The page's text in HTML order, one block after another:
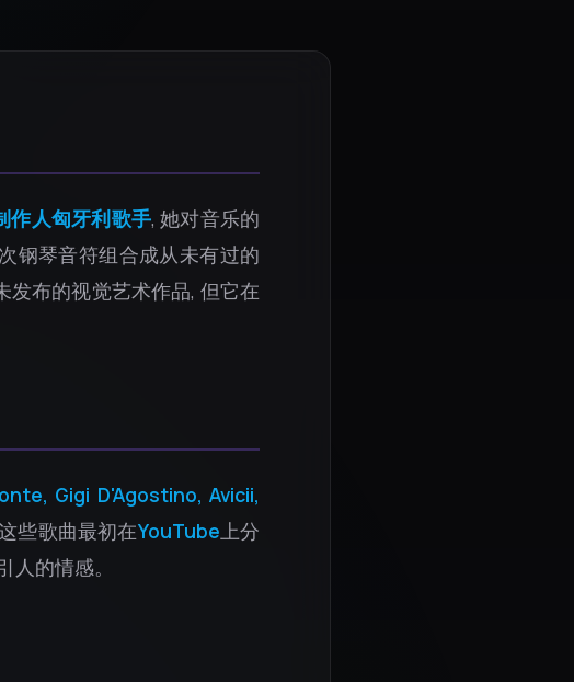
作人匈牙利歌手, 她对音乐的
钢琴音符组合成从未有过的
发布的视觉艺术作品, 但它在
Gigi D'Agostino, Avicii,
些歌曲最初在YouTube上分
的情感。